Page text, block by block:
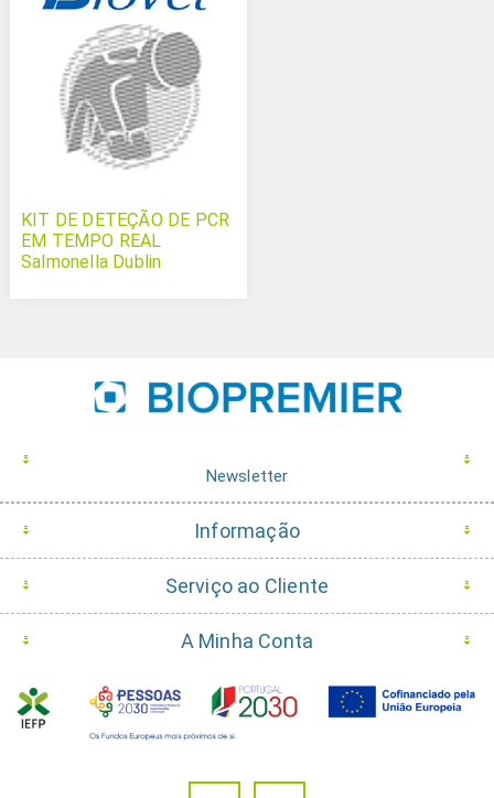
KIT DE DETEÇÃO DE PCR
EM TEMPO REAL
Salmonella Dublin
Newsletter
Informação
Serviço ao Cliente
A Minha Conta